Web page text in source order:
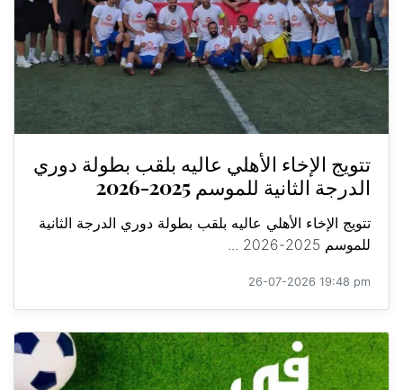
تتويج الإخاء الأهلي عاليه بلقب بطولة دوري
الدرجة الثانية للموسم 2025-2026
تتويج الإخاء الأهلي عاليه بلقب بطولة دوري الدرجة الثانية
للموسم 2025-2026 ...
26-07-2026 19:48 pm